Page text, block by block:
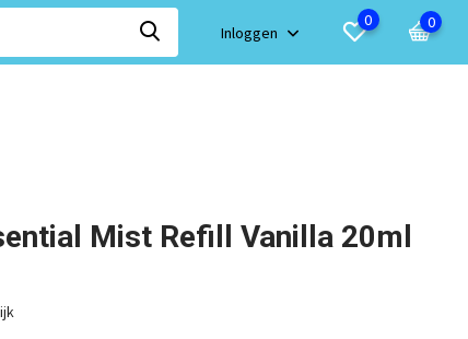
Inloggen
0 0
Mist Refill Vanilla 20ml